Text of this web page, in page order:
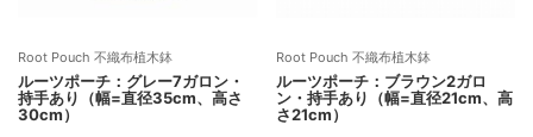
Root Pouch 不織布植木鉢
ルーツポーチ：グレー7ガロン・
持手あり（幅=直径35cm、高さ
30cm）
Root Pouch 不織布植木鉢
ルーツポーチ：ブラウン2ガロ
ン・持手あり（幅=直径21cm、高
さ21cm）